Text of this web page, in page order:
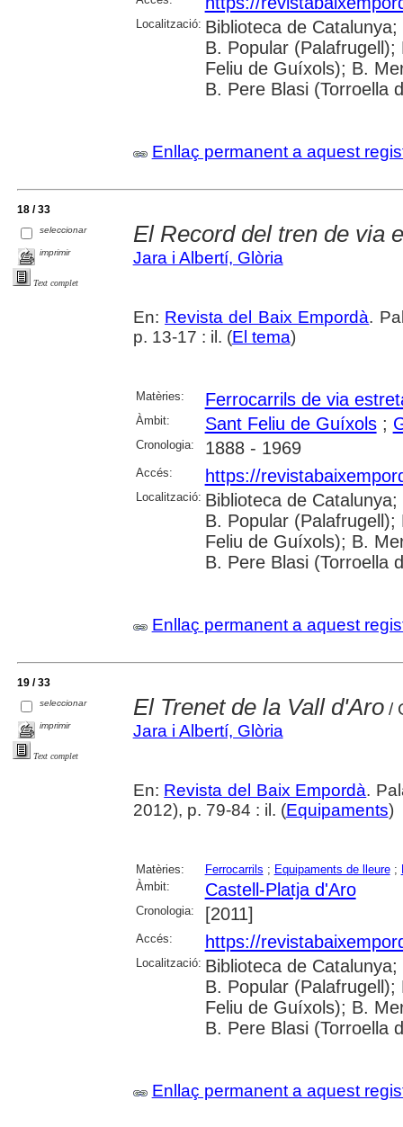
Localització: Biblioteca de
B. Popular
Feliu de Guíxols); B.
B. Pere Blasi (Torroella
Enllaç permanent a aquest
18 / 33
seleccionar
imprimir
Text complet
El Record del tren de via
Jara i Albertí, Glòria
En: Revista del Baix Empordà.
p. 13-17 : il. (El tema)
Matèries: Ferrocarrils de via
Àmbit: Sant Feliu de Guíxols;
Cronologia: 1888 - 1969
Accés: https://
Localització: Biblioteca de
B. Popular
Feliu de Guíxols); B.
B. Pere Blasi (Torroella
Enllaç permanent a aquest
19 / 33
seleccionar
imprimir
Text complet
El Trenet de la Vall d'Aro/
Jara i Albertí, Glòria
En: Revista del Baix Empordà.
2012), p. 79-84 : il. (Equipaments)
Matèries: Ferrocarrils ; Equipaments de lleure;
Àmbit:
Castell-Platja d'Aro
Cronologia: [2011]
Accés: https://
Localització: Biblioteca de
B. Popular
Feliu de Guíxols); B.
B. Pere Blasi (Torroella
Enllaç permanent a aquest